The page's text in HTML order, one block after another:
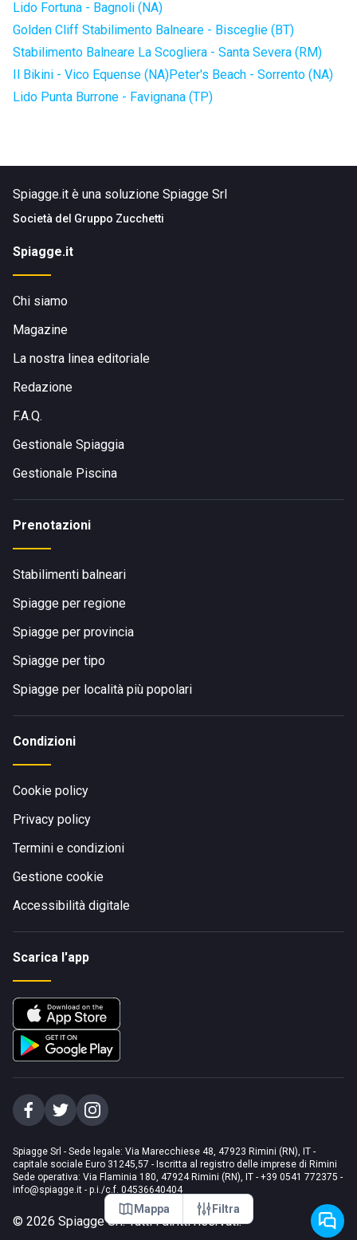
Mappa Filtra
Lido Fortuna - Bagnoli (NA)
Golden Cliff Stabilimento Balneare - Bisceglie (BT)
Stabilimento Balneare La Scogliera - Santa Severa (RM)
Il Bikini - Vico Equense (NA)Peter's Beach - Sorrento (NA)
Lido Punta Burrone - Favignana (TP)
Spiagge.it è una soluzione Spiagge Srl
Società del Gruppo Zucchetti
Spiagge.it
Chi siamo
Magazine
La nostra linea editoriale
Redazione
F.A.Q.
Gestionale Spiaggia
Gestionale Piscina
Prenotazioni
Stabilimenti balneari
Spiagge per regione
Spiagge per provincia
Spiagge per tipo
Spiagge per località più popolari
Condizioni
Cookie policy
Privacy policy
Termini e condizioni
Gestione cookie
Accessibilità digitale
Scarica l'app
Spiagge Srl - Sede legale: Via Marecchiese 48, 47923 Rimini (RN), IT -
capitale sociale Euro 31245,57 - Iscritta al registro delle imprese di Rimini
Sede operativa: Via Flaminia 180, 47924 Rimini (RN), IT - +39 0541 772375 -
info@spiagge.it - p.i./c.f. 04536640404
© 2026 Spiagge Srl. Tutti i diritti riservati.